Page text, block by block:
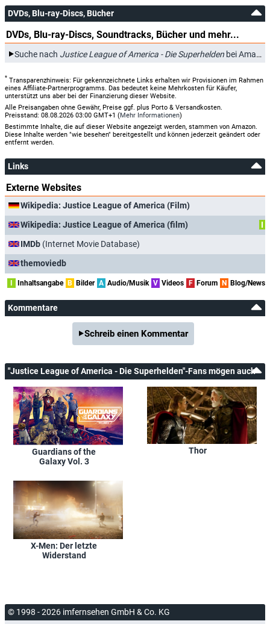
DVDs, Blu-ray-Discs, Bücher
DVDs, Blu-ray-Discs, Soundtracks, Bücher und mehr...
Suche nach Justice League of America - Die Superhelden bei Amazon.de
* Transparenzhinweis: Für gekennzeichnete Links erhalten wir Provisionen im Rahmen
eines Affiliate-Partnerprogramms. Das bedeutet keine Mehrkosten für Käufer,
unterstützt uns aber bei der Finanzierung dieser Website.
Alle Preisangaben ohne Gewähr, Preise ggf. plus Porto & Versandkosten.
Preisstand: 08.08.2026 03:00 GMT+1 (Mehr Informationen)
Bestimmte Inhalte, die auf dieser Website angezeigt werden, stammen von Amazon.
Diese Inhalte werden "wie besehen" bereitgestellt und können jederzeit geändert oder
entfernt werden.
Links
Externe Websites
Wikipedia: Justice League of America (Film)
Wikipedia: Justice League of America (film)
I
IMDb (Internet Movie Database)
themoviedb
I Inhaltsangabe B Bilder A Audio/Musik V Videos F Forum N Blog/News
Kommentare
Schreib einen Kommentar
"Justice League of America - Die Superhelden"-Fans mögen auch
Guardians of the
Galaxy Vol. 3
Thor
X-Men: Der letzte
Widerstand
© 1998 - 2026 imfernsehen GmbH & Co. KG